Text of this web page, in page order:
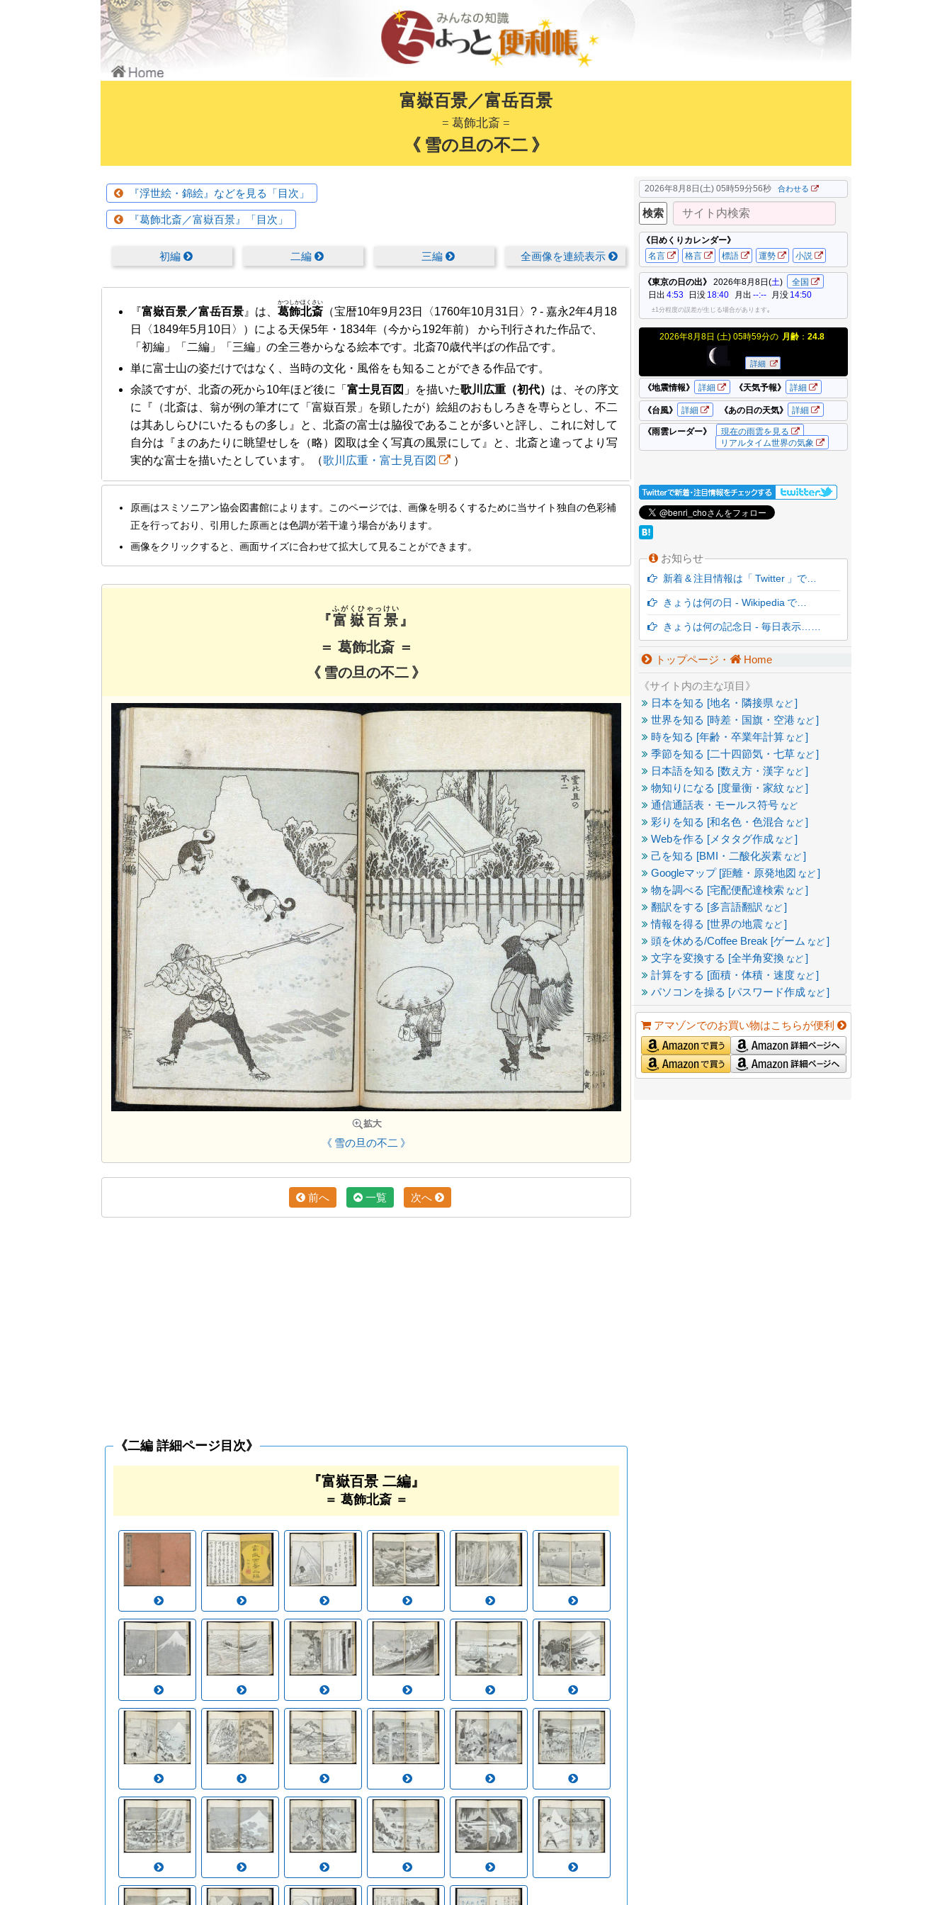
富嶽百景／富岳百景
= 葛飾北斎 =
《 雪の旦の不二 》
『浮世絵・錦絵』などを見る「目次」
『葛飾北斎／富嶽百景』「目次」
初編 二編 三編 全画像を連続表示
『富嶽百景／富岳百景 』は、 葛飾北斎
かつしかほくさい
（宝暦10年9月23日〈1760年10月31日〉? - 嘉永2年4月18
日〈1849年5月10日〉）による天保5年・1834年 （今から192年前） から刊行された作品で、
「初編」「二編」「三編」の全三巻からなる絵本です。北斎70歳代半ばの作品です。
単に富士山の姿だけではなく、当時の文化・風俗をも知ることができる作品です。
余談ですが、北斎の死から10年ほど後に「 富士見百図 」を描いた歌川広重（初代） は、その序文
に『（北斎は、翁が例の筆才にて「富嶽百景」を顕したが）絵組のおもしろきを専らとし、不二
は其あしらひにいたるもの多し』と、北斎の富士は脇役であることが多いと評し、これに対して
自分は『まのあたりに眺望せしを（略）図取は全く写真の風景にして』と、北斎と違ってより写
実的な富士を描いたとしています。（歌川広重・富士見百図 ）
原画はスミソニアン協会図書館によります。このページでは、画像を明るくするために当サイト独自の色彩補
正を行っており、引用した原画とは色調が若干違う場合があります。
画像をクリックすると、画面サイズに合わせて拡大して見ることができます。
『富嶽百景
ふがくひゃっけい
』
＝ 葛飾北斎 ＝
《 雪の旦の不二 》
《 雪の旦の不二 》
前へ 一覧 次へ
《二編 詳細ページ目次》
『富嶽百景 二編』
＝ 葛飾北斎 ＝
2026年8月8日(土) 05時59分58秒 合わせる
お知らせ
新着 & 注目情報は「 Twitter 」で…
きょうは何の日 - Wikipedia で…
きょうは何の記念日 - 毎日表示……
トップページ・ Home
《サイト内の主な項目》
日本を知る [地名・隣接県 など ]
世界を知る [時差・国旗・空港 など ]
時を知る [年齢・卒業年計算 など ]
季節を知る [二十四節気・七草 など ]
日本語を知る [数え方・漢字 など ]
物知りになる [度量衡・家紋 など ]
通信通話表・モールス符号 など
彩りを知る [和名色・色混合 など ]
Webを作る [メタタグ作成 など ]
己を知る [BMI・二酸化炭素 など ]
Googleマップ [距離・原発地図 など ]
物を調べる [宅配便配達検索 など ]
翻訳をする [多言語翻訳 など ]
情報を得る [世界の地震 など ]
頭を休める/Coffee Break [ゲーム など ]
文字を変換する [全半角変換 など ]
計算をする [面積・体積・速度 など ]
パソコンを操る [パスワード作成 など ]
アマゾンでのお買い物はこちらが便利